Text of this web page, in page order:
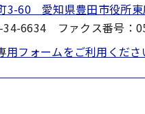
3-60 愛知県豊田市役所東
34-6634 ファクス番号：
用フォームをご利用くださ